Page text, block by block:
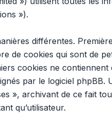
»).
différentes.
de cookies qui sont de
cookies ne
par le logiciel
», archivant de ce fait
qu’utilisateur.